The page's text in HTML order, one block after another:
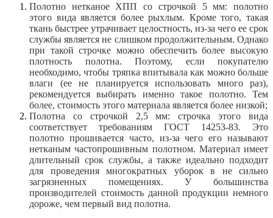
Полотно нетканое ХПП со строчкой 5 мм: полотно
этого вида является более рыхлым. Кроме того, такая
ткань быстрее утрачивает целостность, из-за чего ее срок
службы является не слишком продолжительным. Однако
при такой строчке можно обеспечить более высокую
плотность полотна. Поэтому, если покупателю
необходимо, чтобы тряпка впитывала как можно больше
влаги (ее не планируется использовать много раз),
рекомендуется выбирать именно такое полотно. Тем
более, стоимость этого материала является более низкой;
Полотна со строчкой 2,5 мм: строчка этого вида
соответствует требованиям ГОСТ 14253-83. Это
полотно прошивается часто, из-за чего его называют
нетканым частопрошивным полотном. Материал имеет
длительный срок службы, а также идеально подходит
для проведения многократных уборок в не сильно
загрязненных помещениях. У большинства
производителей стоимость данной продукции немного
дороже, чем первый вид полотна.